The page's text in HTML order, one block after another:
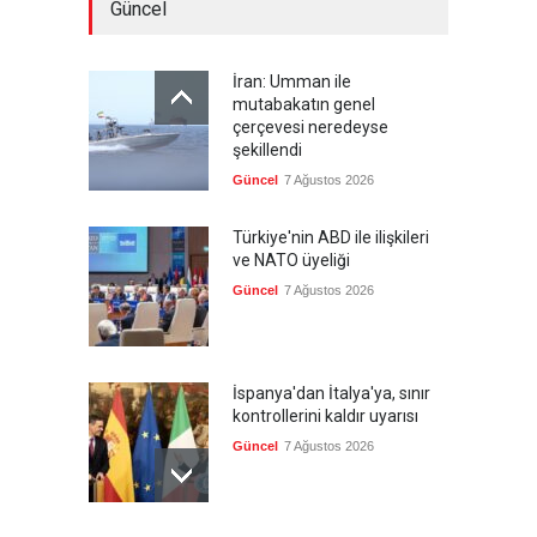
Güncel
İran: Umman ile
mutabakatın genel
çerçevesi neredeyse
şekillendi
Güncel 7 Ağustos 2026
Türkiye'nin ABD ile ilişkileri
ve NATO üyeliği
Güncel 7 Ağustos 2026
İspanya'dan İtalya'ya, sınır
kontrollerini kaldır uyarısı
Güncel 7 Ağustos 2026